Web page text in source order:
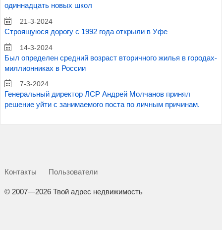
одиннадцать новых школ
21-3-2024
Строящуюся дорогу с 1992 года открыли в Уфе
14-3-2024
Был определен средний возраст вторичного жилья в городах-
миллионниках в России
7-3-2024
Генеральный директор ЛСР Андрей Молчанов принял
решение уйти с занимаемого поста по личным причинам.
Контакты Пользователи
© 2007—2026 Твой адрес недвижимость